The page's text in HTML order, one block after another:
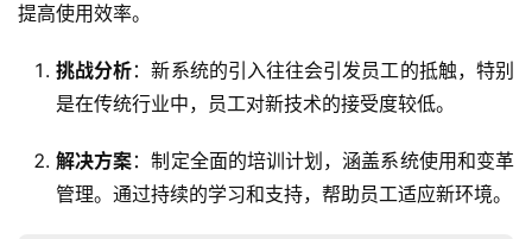
提高使用效率。
挑战分析：新系统的引入往往会引发员工的抵触，特别
是在传统行业中，员工对新技术的接受度较低。
解决方案：制定全面的培训计划，涵盖系统使用和变革
管理。通过持续的学习和支持，帮助员工适应新环境。